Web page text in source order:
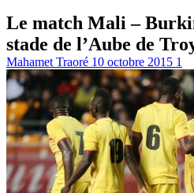
Le match Mali –
stade de l’Aube de
Mahamet Traoré 10 octobre 2015 1